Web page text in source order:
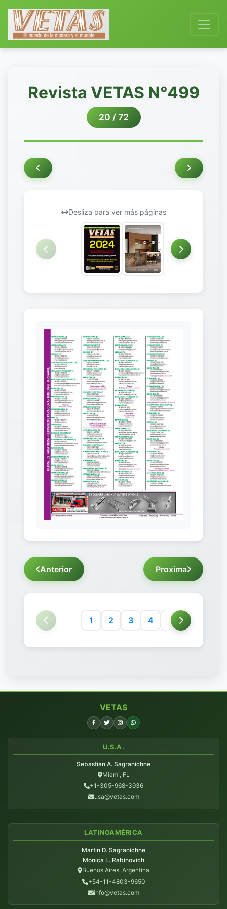
Revista VETAS N°499
20 / 72
Desliza para ver más páginas
Anterior Proxima
1 2 3 4 5 6
VETAS
U.S.A.
Sebastian A. Sagranichne
Miami, FL
+1-305-968-3936
usa@vetas.com
LATINOAMÉRICA
Martin D. Sagranichne
Monica L. Rabinovich
Buenos Aires, Argentina
+54-11-4803-9650
info@vetas.com